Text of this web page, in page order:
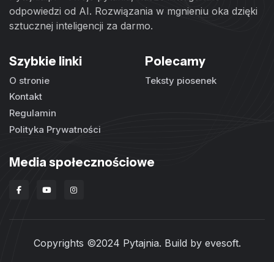
odpowiedzi od AI. Rozwiązania w mgnieniu oka dzięki
sztucznej inteligencji za darmo.
Szybkie linki
O stronie
Kontakt
Regulamin
Polityka Prywatności
Polecamy
Teksty piosenek
Media społecznościowe
Copyrights ©2024 Pytajnia. Build by evesoft.